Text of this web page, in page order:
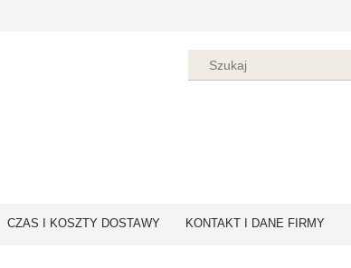
CZAS I KOSZTY DOSTAWY KONTAKT I DANE FIRMY